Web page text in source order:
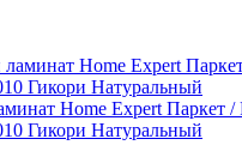
Home Expert Паркет /
Гикори Натуральный